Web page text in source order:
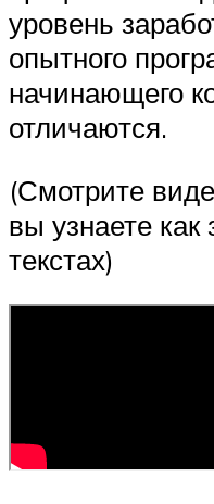
уровень
опытного
начинающего
отличаются.
(Смотрите
вы узнаете как
текстах)